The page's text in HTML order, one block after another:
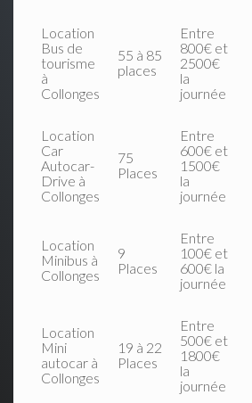
Location
Bus de
tourisme
à
Collonges
55 à 85
places
Entre
800€ et
2500€
la
journée
Location
Car
Autocar-
Drive à
Collonges
75
Places
Entre
600€ et
1500€
la
journée
Location
Minibus à
Collonges
9
Places
Entre
100€ et
600€ la
journée
Location
Mini
autocar à
Collonges
19 à 22
Places
Entre
500€ et
1800€
la
journée